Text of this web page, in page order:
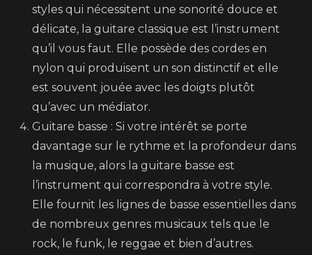
styles qui nécessitent une sonorité douce et
délicate, la guitare classique est l’instrument
qu’il vous faut. Elle possède des cordes en
nylon qui produisent un son distinctif et elle
est souvent jouée avec les doigts plutôt
qu’avec un médiator.
Guitare basse : Si votre intérêt se porte
davantage sur le rythme et la profondeur dans
la musique, alors la guitare basse est
l’instrument qui correspondra à votre style.
Elle fournit les lignes de basse essentielles dans
de nombreux genres musicaux tels que le
rock, le funk, le reggae et bien d’autres.